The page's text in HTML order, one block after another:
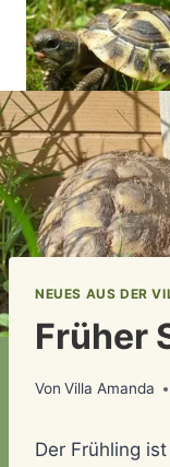
Zum
Inhalt
springen
NEUES AUS DER
Früher
Von Villa Amanda
Der Frühling